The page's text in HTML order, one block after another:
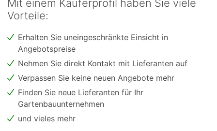
Mit einem Käuferprofil haben Sie viele
Vorteile:
Erhalten Sie uneingeschränkte Einsicht in
Angebotspreise
Nehmen Sie direkt Kontakt mit Lieferanten auf
Verpassen Sie keine neuen Angebote mehr
Finden Sie neue Lieferanten für Ihr
Gartenbauunternehmen
und vieles mehr